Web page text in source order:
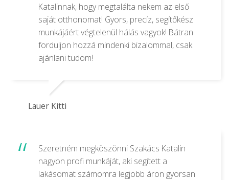
Katalinnak, hogy megtalálta nekem az első
saját otthonomat! Gyors, precíz, segítőkész
munkájáért végtelenül hálás vagyok! Bátran
forduljon hozzá mindenki bizalommal, csak
ajánlani tudom!
Lauer Kitti
Szeretném megköszönni Szakács Katalin
nagyon profi munkáját, aki segített a
lakásomat számomra legjobb áron gyorsan